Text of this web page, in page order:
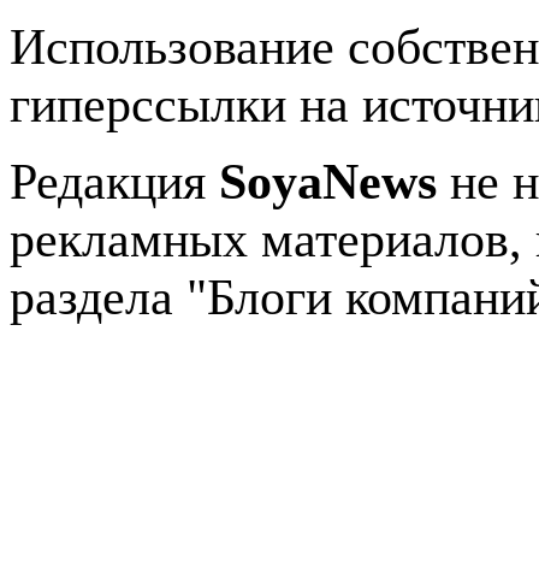
Использование
гиперссылки на
Редакция SoyaNews не
рекламных
раздела "Блоги